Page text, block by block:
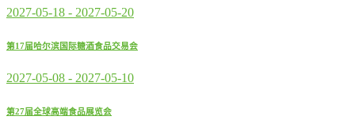
2027-05-18 - 2027-05-20
第17届哈尔滨国际糖酒食品交易会
2027-05-08 - 2027-05-10
第27届全球高端食品展览会